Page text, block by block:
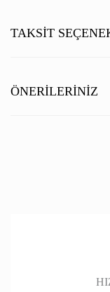
Bu
TAKSIT
ÖNERILERINIZ
yetersiz gördüğünüz
Ürün fiyatı diğer